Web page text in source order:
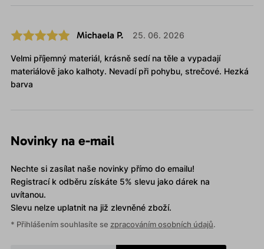
Michaela P. 25. 06. 2026
Velmi příjemný materiál, krásně sedí na těle a vypadají
materiálově jako kalhoty. Nevadí při pohybu, strečové. Hezká
barva
Novinky na e-mail
Nechte si zasílat naše novinky přímo do emailu!
Registrací k odběru získáte 5% slevu jako dárek na
uvítanou.
Slevu nelze uplatnitna již zlevněné zboží.
* Přihlášením souhlasíte se zpracováním osobních údajů.